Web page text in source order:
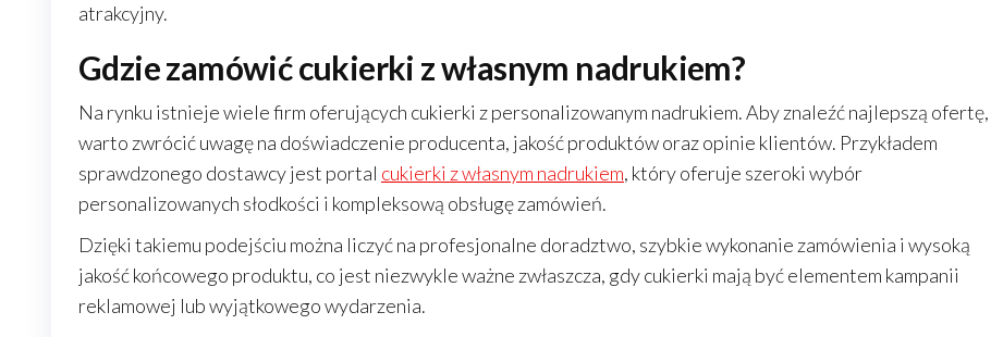
atrakcyjny.
Gdzie zamówić cukierki z własnym nadrukiem?
Na rynku istnieje wiele firm oferujących cukierki z personalizowanym nadrukiem. Aby znaleźć najlepszą ofertę,
warto zwrócić uwagę na doświadczenie producenta, jakość produktów oraz opinie klientów. Przykładem
sprawdzonego dostawcy jest portal cukierki z własnym nadrukiem, który oferuje szeroki wybór
personalizowanych słodkości i kompleksową obsługę zamówień.
Dzięki takiemu podejściu można liczyć na profesjonalne doradztwo, szybkie wykonanie zamówienia i wysoką
jakość końcowego produktu, co jest niezwykle ważne zwłaszcza, gdy cukierki mają być elementem kampanii
reklamowej lub wyjątkowego wydarzenia.